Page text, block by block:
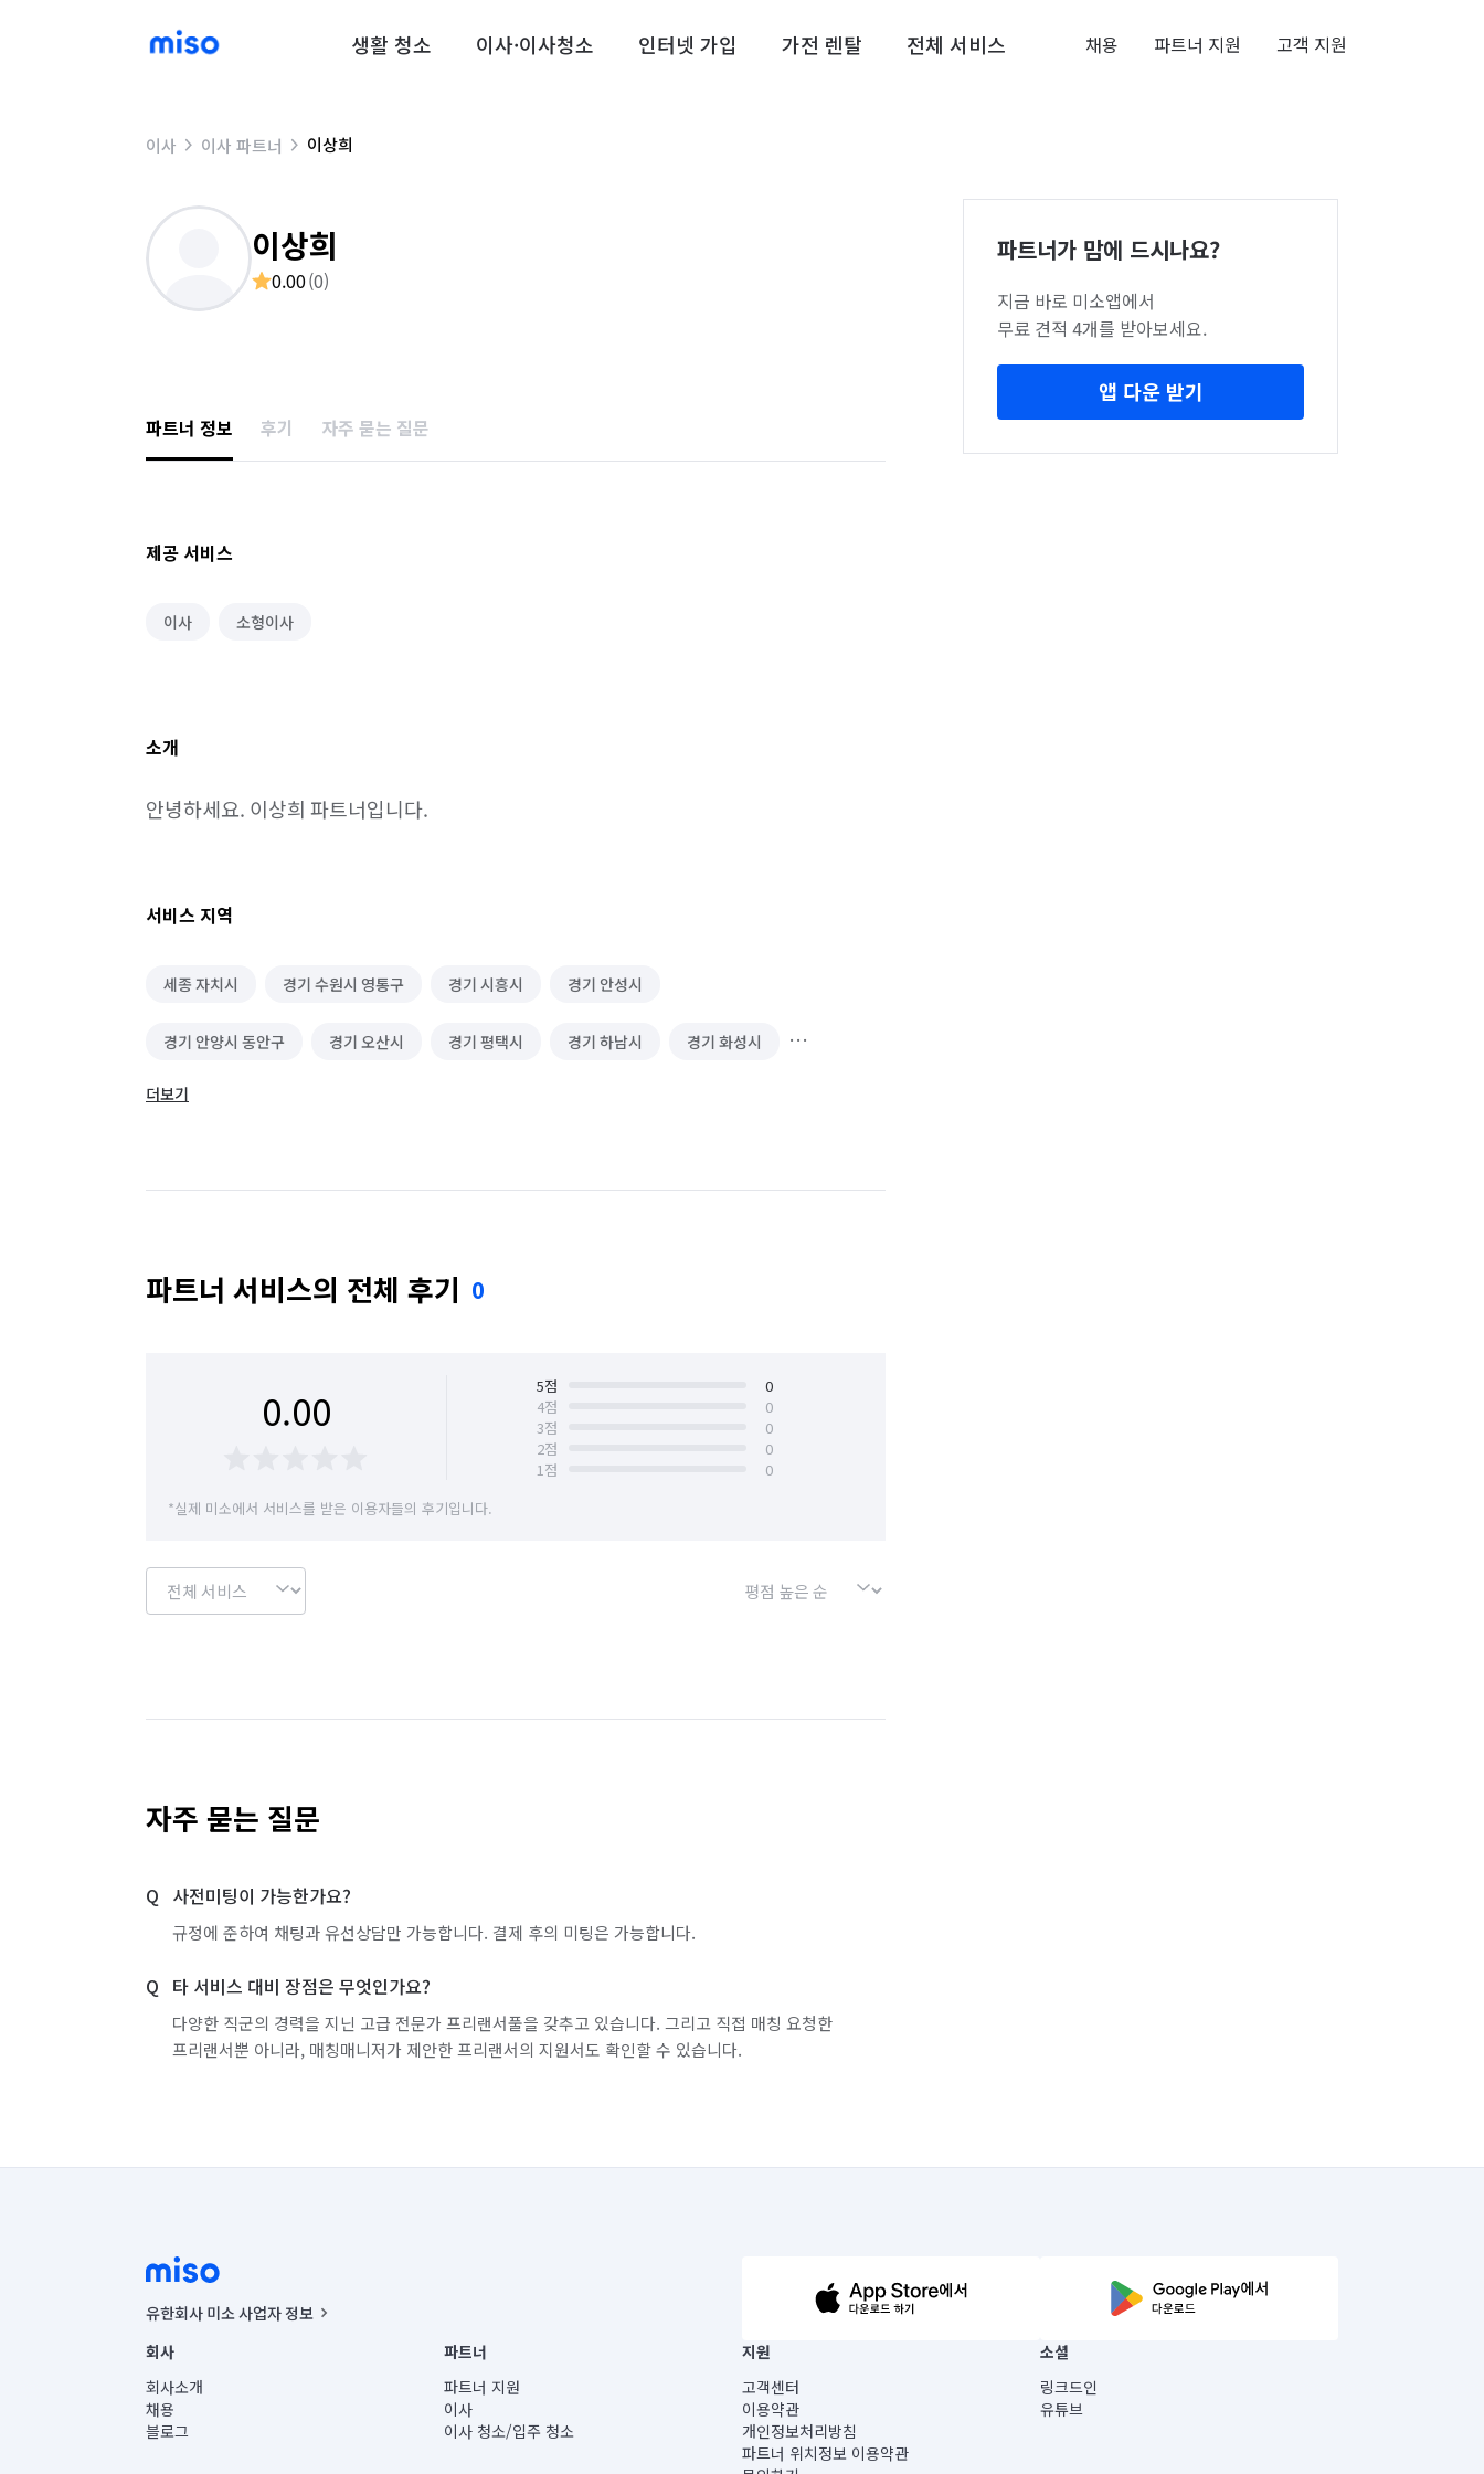
생활 청소 이사·이사청소 인터넷 가입 가전 렌탈 전체 서비스 채용 파트너 지원 고객 지원
이사 이사 파트너 이상희
이상희
0.00(0)
파트너 정보 후기 자주 묻는 질문
제공 서비스
이사 소형이사
소개
안녕하세요. 이상희 파트너입니다.
서비스 지역
세종 자치시 경기 수원시 영통구 경기 시흥시 경기 안성시
경기 안양시 동안구 경기 오산시 경기 평택시 경기 하남시 경기 화성시
대전 동구
경기 화성시 동탄구 경기 화성시 효행구
더보기
파트너 서비스의 전체 후기 0
0.00 5점
0
4점
0
3점
0
2점
0
1점
0
*실제 미소에서 서비스를 받은 이용자들의 후기입니다.
자주 묻는 질문
사전미팅이 가능한가요?
규정에 준하여 채팅과 유선상담만 가능합니다. 결제 후의 미팅은 가능합니다.
타 서비스 대비 장점은 무엇인가요?
다양한 직군의 경력을 지닌 고급 전문가 프리랜서풀을 갖추고 있습니다. 그리고 직접 매칭 요청한
프리랜서뿐 아니라, 매칭매니저가 제안한 프리랜서의 지원서도 확인할 수 있습니다.
파트너가 맘에 드시나요?
지금 바로 미소앱에서
무료 견적 4개를 받아보세요.
앱 다운 받기
유한회사 미소 사업자 정보
사업자등록번호 : 291-87-00271 | 인허가번호 : 2016-3220163-14-5-00019 |
통신판매신고번호 : 2024-서울종로-1400(공정거래위원회 정보) |
대표이사 : CHING VICTOR COLUMBIA RHEE
주소 | 본사: 서울특별시 종로구 율곡로 6(중학동, 트윈트리빌딩) B동 5층
컨택센터 : 서울특별시 종로구 수송동 율곡로 24, 7층, 8층 미소
회사
회사소개
채용
블로그
파트너
파트너 지원
이사
이사 청소/입주 청소
지원
고객센터
이용약관
개인정보처리방침
파트너 위치정보 이용약관
소셜
링크드인
유튜브